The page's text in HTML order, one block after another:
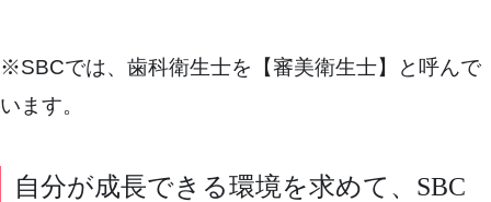
※SBCでは、歯科衛生士を【審美衛生士】と呼んで
います。
自分が成長できる環境を求めて、SBC